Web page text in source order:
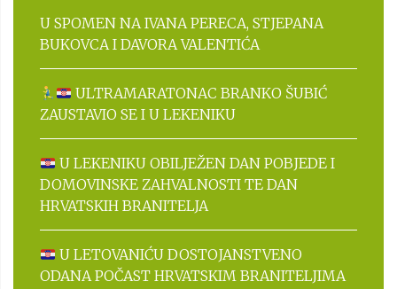
U SPOMEN NA IVANA PERECA, STJEPANA
BUKOVCA I DAVORA VALENTIĆA
ULTRAMARATONAC BRANKO ŠUBIĆ
ZAUSTAVIO SE I U LEKENIKU
U LEKENIKU OBILJEŽEN DAN POBJEDE I
DOMOVINSKE ZAHVALNOSTI TE DAN
HRVATSKIH BRANITELJA
U LETOVANIĆU DOSTOJANSTVENO
ODANA POČAST HRVATSKIM BRANITELJIMA